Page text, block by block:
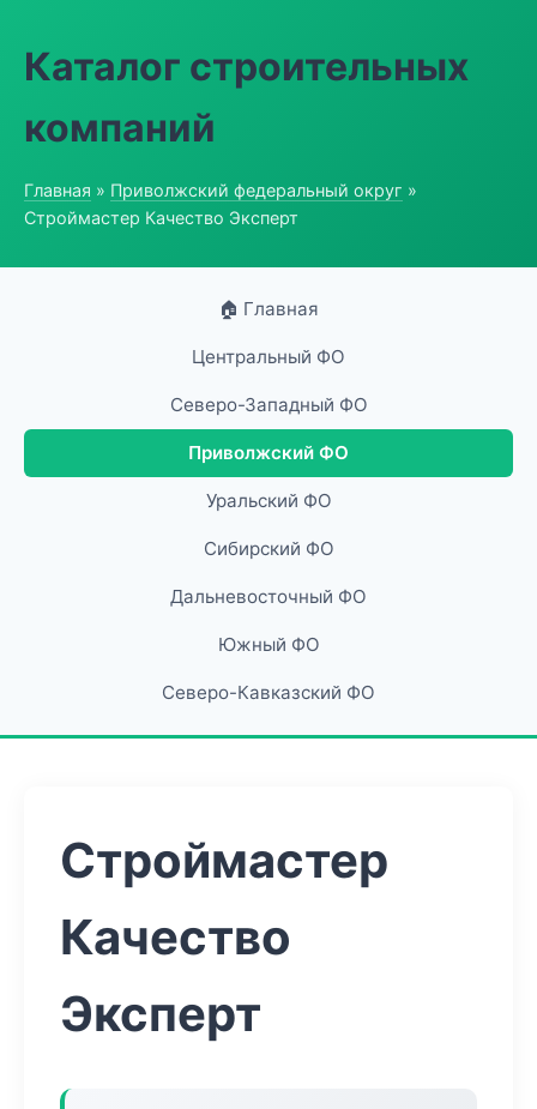
Каталог строительных
компаний
Главная » Приволжский федеральный округ »
Строймастер Качество Эксперт
🏠 Главная
Центральный ФО
Северо-Западный ФО
Приволжский ФО
Уральский ФО
Сибирский ФО
Дальневосточный ФО
Южный ФО
Северо-Кавказский ФО
Строймастер
Качество
Эксперт